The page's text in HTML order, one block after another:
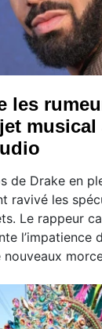
les
musical
de Drake en
ravivé les
Le rappeur
l’impatience